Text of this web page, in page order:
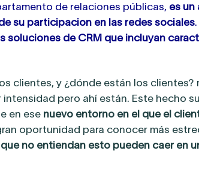
de relaciones públicas, es
su participacion en las redes sociales
soluciones de CRM que incluyan
clientes, y ¿dónde están los
pero ahí están. Este hecho
en ese nuevo entorno en el que el
oportunidad para conocer más
no entiendan esto pueden caer en